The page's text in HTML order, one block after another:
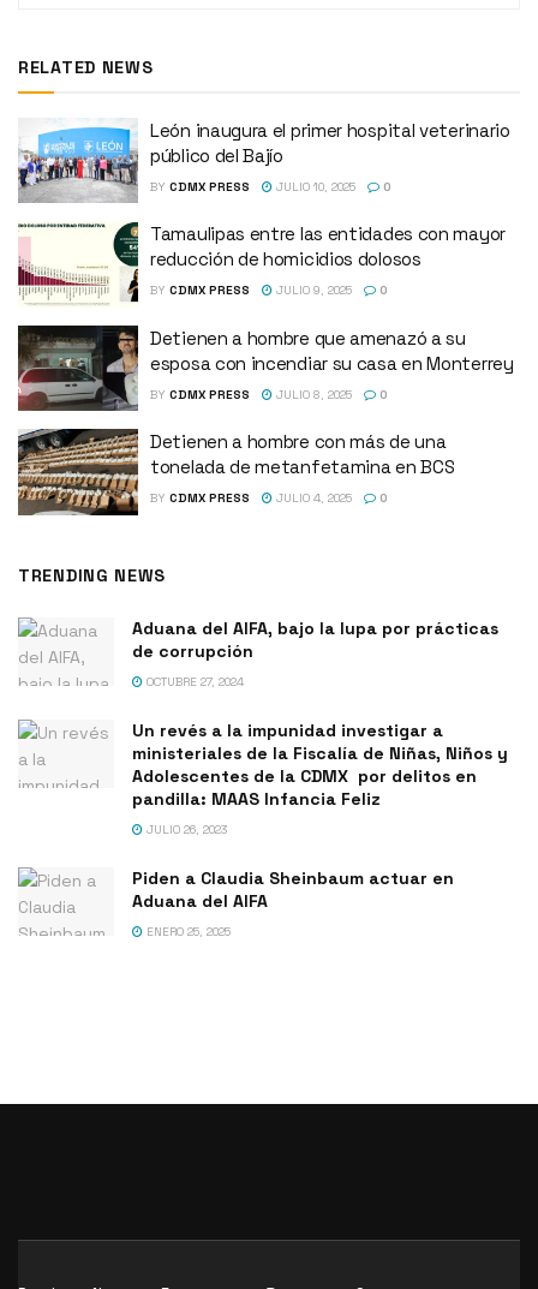
RELATED NEWS
León inaugura el primer hospital veterinario
público del Bajío
BY CDMX PRESS JULIO 10, 2025 0
Tamaulipas entre las entidades con mayor
reducción de homicidios dolosos
BY CDMX PRESS JULIO 9, 2025 0
Detienen a hombre que amenazó a su
esposa con incendiar su casa en Monterrey
BY CDMX PRESS JULIO 8, 2025 0
Detienen a hombre con más de una
tonelada de metanfetamina en BCS
BY CDMX PRESS JULIO 4, 2025 0
TRENDING NEWS
Aduana del AIFA, bajo la lupa por prácticas
de corrupción
OCTUBRE 27, 2024
Un revés a la impunidad investigar a
ministeriales de la Fiscalía de Niñas, Niños y
Adolescentes de la CDMX por delitos en
pandilla: MAAS Infancia Feliz
JULIO 26, 2023
Piden a Claudia Sheinbaum actuar en
Aduana del AIFA
ENERO 25, 2025